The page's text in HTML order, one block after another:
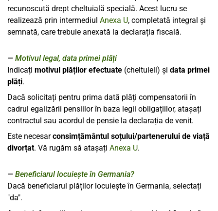
recunoscută drept cheltuială specială. Acest lucru se
realizează prin intermediul Anexa U, completată integral și
semnată, care trebuie anexată la declarația fiscală.
Motivul legal, data primei plăți
Indicați motivul plăților efectuate (cheltuieli) și data primei
plăți.
Dacă solicitați pentru prima dată plăți compensatorii în
cadrul egalizării pensiilor în baza legii obligațiilor, atașați
contractul sau acordul de pensie la declarația de venit.
Este necesarconsimțământul soțului/partenerului de viață
divorțat. Vă rugăm să atașați Anexa U.
Beneficiarul locuiește în Germania?
Dacă beneficiarul plăților locuiește în Germania, selectați
"da".